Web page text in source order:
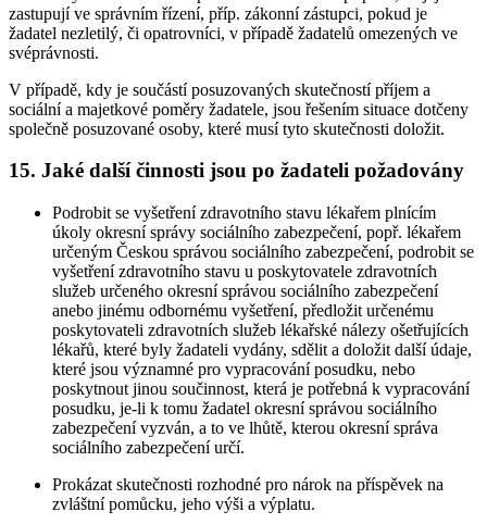
zastupují ve správním řízení, příp. zákonní zástupci, pokud je
žadatel nezletilý, či opatrovníci, v případě žadatelů omezených ve
svéprávnosti.
V případě, kdy je součástí posuzovaných skutečností příjem a
sociální a majetkové poměry žadatele, jsou řešením situace dotčeny
společně posuzované osoby, které musí tyto skutečnosti doložit.
15. Jaké další činnosti jsou po žadateli požadovány
Podrobit se vyšetření zdravotního stavu lékařem plnícím
úkoly okresní správy sociálního zabezpečení, popř. lékařem
určeným Českou správou sociálního zabezpečení, podrobit se
vyšetření zdravotního stavu u poskytovatele zdravotních
služeb určeného okresní správou sociálního zabezpečení
anebo jinému odbornému vyšetření, předložit určenému
poskytovateli zdravotních služeb lékařské nálezy ošetřujících
lékařů, které byly žadateli vydány, sdělit a doložit další údaje,
které jsou významné pro vypracování posudku, nebo
poskytnout jinou součinnost, která je potřebná k vypracování
posudku, je-li k tomu žadatel okresní správou sociálního
zabezpečení vyzván, a to ve lhůtě, kterou okresní správa
sociálního zabezpečení určí.
Prokázat skutečnosti rozhodné pro nárok na příspěvek na
zvláštní pomůcku, jeho výši a výplatu.